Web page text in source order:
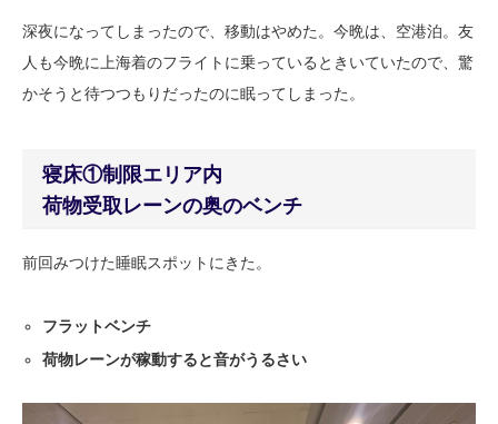
深夜になってしまったので、移動はやめた。今晩は、空港泊。友
人も今晩に上海着のフライトに乗っているときいていたので、驚
かそうと待つつもりだったのに眠ってしまった。
寝床①制限エリア内
荷物受取レーンの奥のベンチ
前回みつけた睡眠スポットにきた。
フラットベンチ
荷物レーンが稼動すると音がうるさい